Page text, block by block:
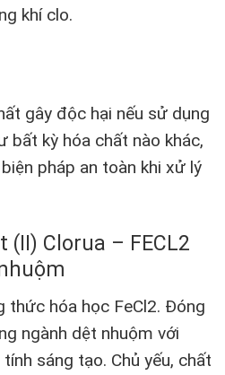
khí clo.
gây độc hại nếu sử dụng
bất kỳ hóa chất nào khác,
pháp an toàn khi xử lý
(II) Clorua – FECL2
thức hóa học FeCl2. Đóng
ngành dệt nhuộm với
sáng tạo. Chủ yếu, chất